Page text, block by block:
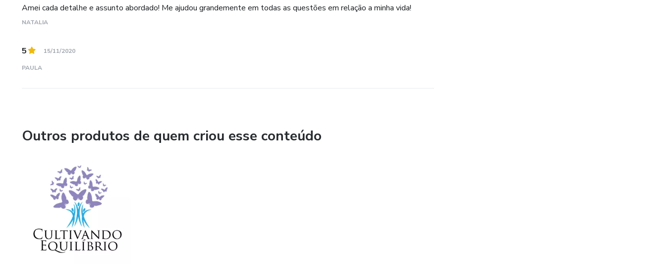
Amei cada detalhe e assunto abordado! Me ajudou grandemente em todas as questões em relação a minha vida!
NATALIA
5 15/11/2020
PAULA
Outros produtos de quem criou esse conteúdo